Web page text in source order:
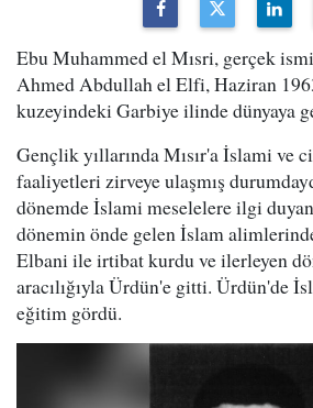
Ebu Muhammed el Mısri, gerçek
Ahmed Abdullah el Elfi, Haziran
kuzeyindeki Garbiye ilinde dünyaya
Gençlik yıllarında Mısır'a İslami ve
faaliyetleri zirveye ulaşmış
dönemde İslami meselelere ilgi
dönemin önde gelen İslam
Elbani ile irtibat kurdu ve ilerleyen
aracılığıyla Ürdün'e gitti. Ürdün'de
eğitim gördü.